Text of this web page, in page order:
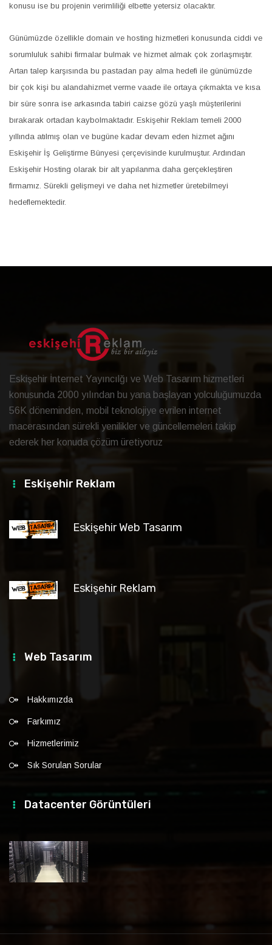
konusu ise bu projenin verimliliği elbette yetersiz olacaktır.
Günümüzde özellikle domain ve hosting hizmetleri konusunda ciddi ve
sorumluluk sahibi firmalar bulmak ve hizmet almak çok zorlaşmıştır.
Artan talep karşısında bu pastadan pay alma hedefi ile günümüzde
bir çok kişi bu alandahizmet verme vaade ile ortaya çıkmakta ve kısa
bir süre sonra ise arkasında tabiri caizse gözü yaşlı müşterilerini
bırakarak ortadan kaybolmaktadır. Eskişehir Reklam temeli 2000
yıllında atılmış olan ve bugüne kadar devam eden hizmet ağını
Eskişehir İş Geliştirme Bünyesi çerçevisinde kurulmuştur. Ardından
Eskişehir Hosting olarak bir alt yapılanma daha gerçekleştiren
firmamız. Sürekli gelişmeyi ve daha net hizmetler üretebilmeyi
hedeflemektedir.
Eskişehir İnternet Yayıncılğı ve Web Tasarım hizmetleri
konusunda 2000 yılından bu yana başlayan yolculuğumuzda
56K döneminden, mobil teknolojiye evrilen internet
macerasından sürekli yenilikler ve güncellemeleri takip
ederek her konuda çözüm üretiyoruz
Eskişehir Reklam
Eskişehir Web Tasarım
Eskişehir Reklam
Web Tasarım
Hakkımızda
Farkımız
Hizmetlerimiz
Sık Sorulan Sorular
Datacenter Görüntüleri